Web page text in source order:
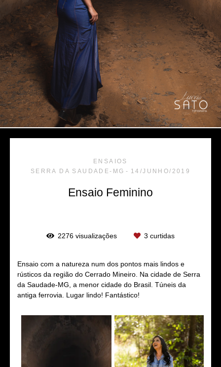
ENSAIOS
SERRA DA SAUDADE-MG
14/JUNHO/2019
Ensaio Feminino
2276 visualizações 3 curtidas
Ensaio com a natureza num dos pontos mais lindos e
rústicos da região do Cerrado Mineiro. Na cidade de Serra
da Saudade-MG, a menor cidade do Brasil. Túneis da
antiga ferrovia. Lugar lindo! Fantástico!